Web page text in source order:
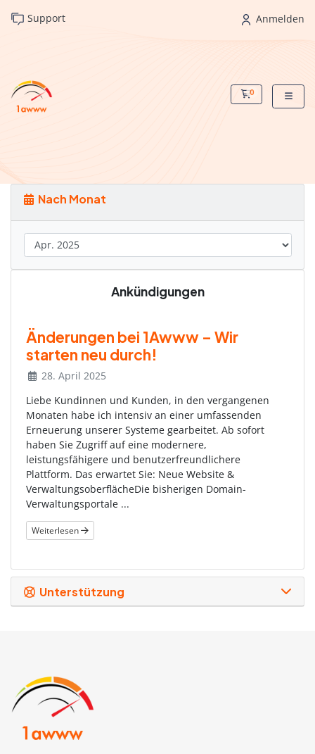
Support Anmelden
0Mein
Nach Monat
Ankündigungen
Änderungen bei 1Awww – Wir
starten neu durch!
28. April 2025
Liebe Kundinnen und Kunden, in den vergangenen
Monaten habe ich intensiv an einer umfassenden
Erneuerung unserer Systeme gearbeitet. Ab sofort
haben Sie Zugriff auf eine modernere,
leistungsfähigere und benutzerfreundlichere
Plattform. Das erwartet Sie: Neue Website &
VerwaltungsoberflächeDie bisherigen Domain-
Verwaltungsportale ...
Weiterlesen
Unterstützung